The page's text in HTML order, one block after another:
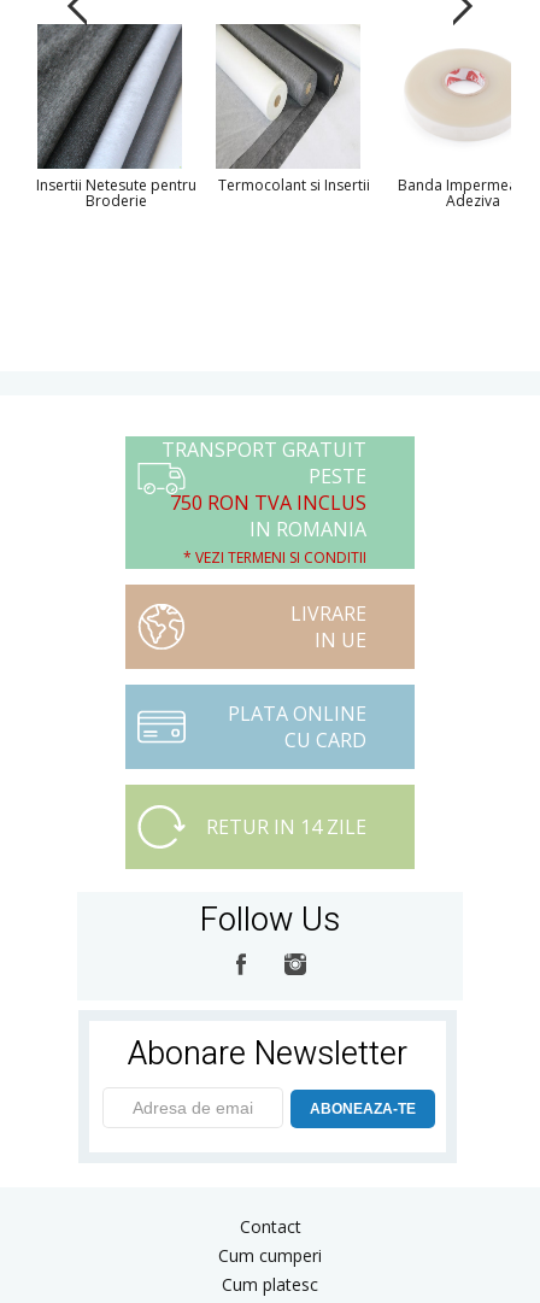
Insertii Netesute pentru
Broderie
Termocolant si Insertii Banda
Adeziva
TRANSPORT GRATUIT
PESTE
750 RON TVA INCLUS
IN ROMANIA
* VEZI TERMENI SI CONDITII
LIVRARE
IN UE
PLATA ONLINE
CU CARD
RETUR IN 14 ZILE
Follow Us
Abonare Newsletter
ABONEAZA-TE
Contact
Cum cumperi
Cum platesc